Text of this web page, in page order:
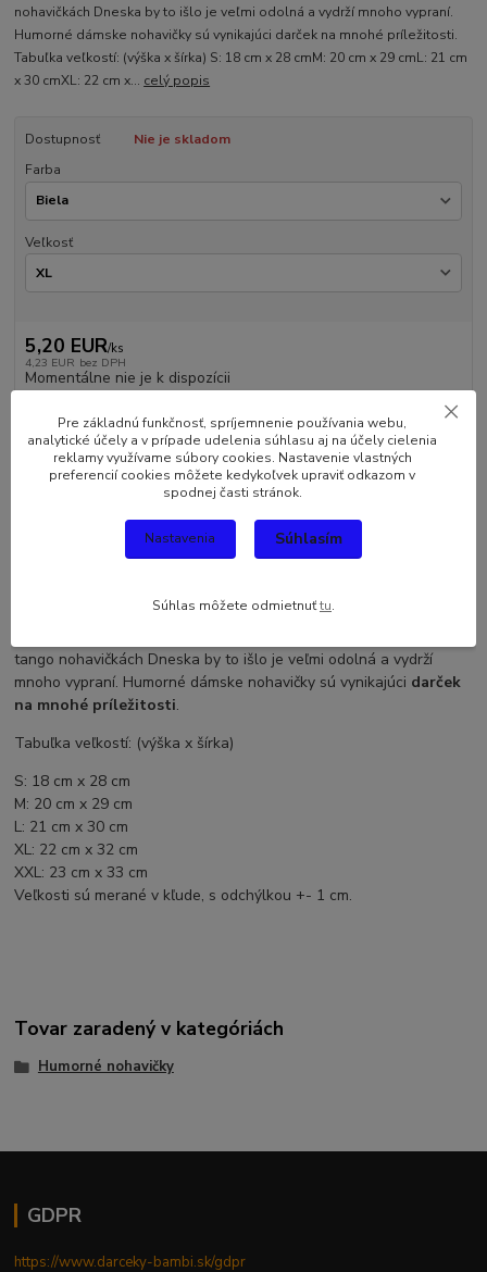
nohavičkách Dneska by to išlo je veľmi odolná a vydrží mnoho vypraní.
Humorné dámske nohavičky sú vynikajúci darček na mnohé príležitosti.
Tabuľka veľkostí: (výška x šírka) S: 18 cm x 28 cmM: 20 cm x 29 cmL: 21 cm
x 30 cmXL: 22 cm x... celý popis
Dostupnosť
Nie je skladom
Farba
Veľkosť
5,20 EUR/ks
4,23 EUR bez DPH
Momentálne nie je k dispozícii
Kompletné špecifikácie
Kompletné špecifikácie
tango nohavičkách Dneska by to išlo je veľmi odolná a vydrží
mnoho vypraní. Humorné dámske nohavičky sú vynikajúci darček
na mnohé príležitosti.
Tabuľka veľkostí: (výška x šírka)
S: 18 cm x 28 cm
M: 20 cm x 29 cm
L: 21 cm x 30 cm
XL: 22 cm x 32 cm
XXL: 23 cm x 33 cm
Veľkosti sú merané v kľude, s odchýlkou +- 1 cm.
Tovar zaradený v kategóriách
Humorné nohavičky
GDPR
https://www.darceky-bambi.sk/gdpr
Pre základnú funkčnosť, spríjemnenie používania webu,
analytické účely a v prípade udelenia súhlasu aj na účely cielenia
reklamy využívame súbory cookies. Nastavenie vlastných
preferencií cookies môžete kedykoľvek upraviť odkazom v
spodnej časti stránok.
Nastavenia Súhlasím
Súhlas môžete odmietnuťtu.